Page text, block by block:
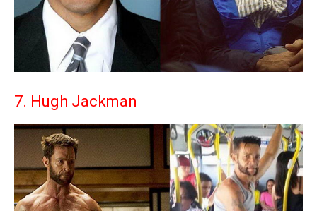
7. Hugh Jackman